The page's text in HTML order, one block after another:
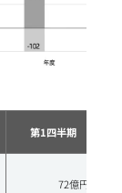
第1四半期
72億円